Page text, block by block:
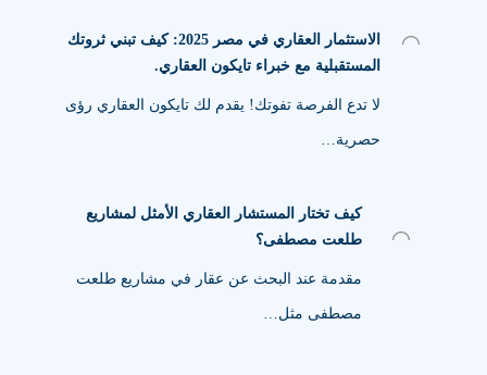
الاستثمار العقاري في مصر 2025: كيف تبني ثروتك
المستقبلية مع خبراء تايكون العقاري.
لا تدع الفرصة تفوتك! يقدم لك تايكون العقاري رؤى
حصرية…
كيف تختار المستشار العقاري الأمثل لمشاريع
طلعت مصطفى؟
مقدمة عند البحث عن عقار في مشاريع طلعت
مصطفى مثل…